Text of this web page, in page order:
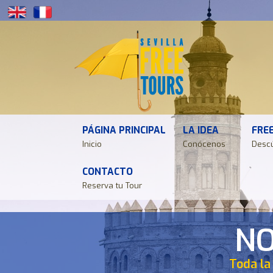
PÁGINA PRINCIPAL
Inicio
LA IDEA
Conócenos
CONTACTO
Reserva tu Tour
Toda
Toda
Toda
Toda
Toda